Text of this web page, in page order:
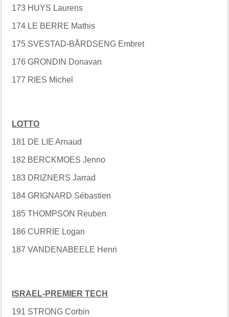
173 HUYS Laurens
174 LE BERRE Mathis
175 SVESTAD-BÅRDSENG Embret
176 GRONDIN Donavan
177 RIES Michel
LOTTO
181 DE LIE Arnaud
182 BERCKMOES Jenno
183 DRIZNERS Jarrad
184 GRIGNARD Sébastien
185 THOMPSON Reuben
186 CURRIE Logan
187 VANDENABEELE Henri
ISRAEL-PREMIER TECH
191 STRONG Corbin